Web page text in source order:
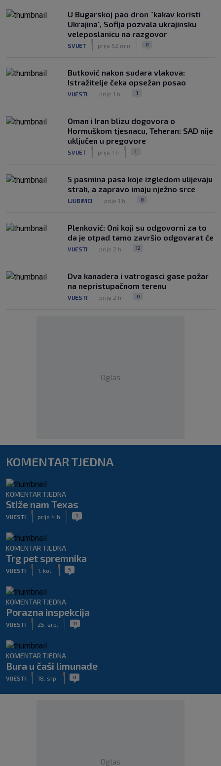
U Bugarskoj pao dron "kakav koristi
Ukrajina", Sofija pozvala ukrajinsku
veleposlanicu na razgovor
SVIJET prije 52 min 0
Butković nakon sudara vlakova:
Istražitelje čeka opsežan posao
VIJESTI prije 1 h 1
Oman i Iran blizu dogovora o
Hormuškom tjesnacu, Teheran: SAD nije
uključen u pregovore
SVIJET prije 1 h 1
5 pasmina pasa koje izgledom ulijevaju
strah, a zapravo imaju nježno srce
LJUBIMCI prije 1 h 0
Plenković: Oni koji su odgovorni za to
da je otpad tamo završio odgovarat će
VIJESTI prije 2 h 12
Dva kanadera i vatrogasci gase požar
na nepristupačnom terenu
VIJESTI prije 2 h 0
Oglas
KOMENTAR TJEDNA
KOMENTAR TJEDNA
Stiže nam Texas
VIJESTI prije 4 h 1
KOMENTAR TJEDNA
Trg pet spremnika
VIJESTI 1. kol. 5
KOMENTAR TJEDNA
Porazna inspekcija
VIJESTI 25. srp. 11
KOMENTAR TJEDNA
Bura u čaši limunade
VIJESTI 18. srp. 0
Oglas